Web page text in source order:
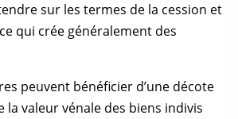
sur les termes de la cession et
qui crée généralement des
peuvent bénéficier d’une décote
la valeur vénaledes biens indivis